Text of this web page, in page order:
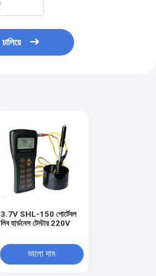
চালিয়ে
3.7V SHL-150 পোর্টেবল
লিব হার্ডনেস টেস্টার 220V
ভালো দাম